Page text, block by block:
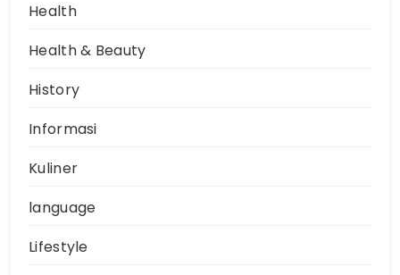
Health
Health & Beauty
History
Informasi
Kuliner
language
Lifestyle